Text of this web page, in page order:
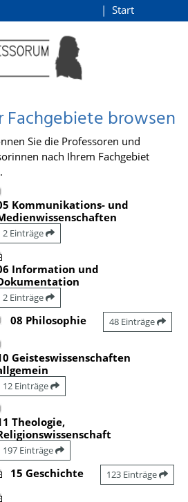
Start
Fachgebiete browsen
Sie die Professoren und
nach Ihrem Fachgebiet
Kommunikations- und
2 Einträge
Information und
2 Einträge
08 Philosophie 48 Einträge
Geisteswissenschaften
12 Einträge
Theologie,
197 Einträge
15 Geschichte 123 Einträge